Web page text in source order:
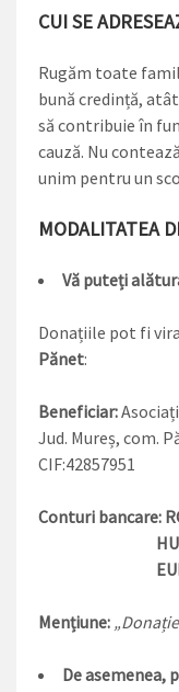
CUI SE
Rugăm toate
bună credință,
să contribuie în
cauză. Nu
unim pentru un
MODALITATEA
Vă puteți
Donațiile pot fi
Pănet:
Beneficiar:
Jud. Mureș, com.
CIF:42857951
Conturi bancare:
Mențiune:
De asemenea,